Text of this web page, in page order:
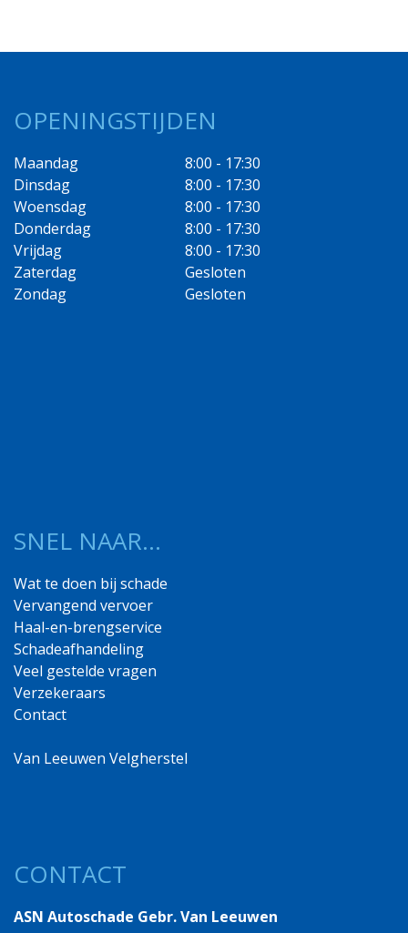
OPENINGSTIJDEN
Maandag
8:00 - 17:30
Dinsdag
8:00 - 17:30
Woensdag
8:00 - 17:30
Donderdag
8:00 - 17:30
Vrijdag
8:00 - 17:30
Zaterdag
Gesloten
Zondag
Gesloten
SNEL NAAR…
Wat te doen bij schade
Vervangend vervoer
Haal-en-brengservice
Schadeafhandeling
Veel gestelde vragen
Verzekeraars
Contact
Van Leeuwen Velgherstel
CONTACT
ASN Autoschade Gebr. Van Leeuwen